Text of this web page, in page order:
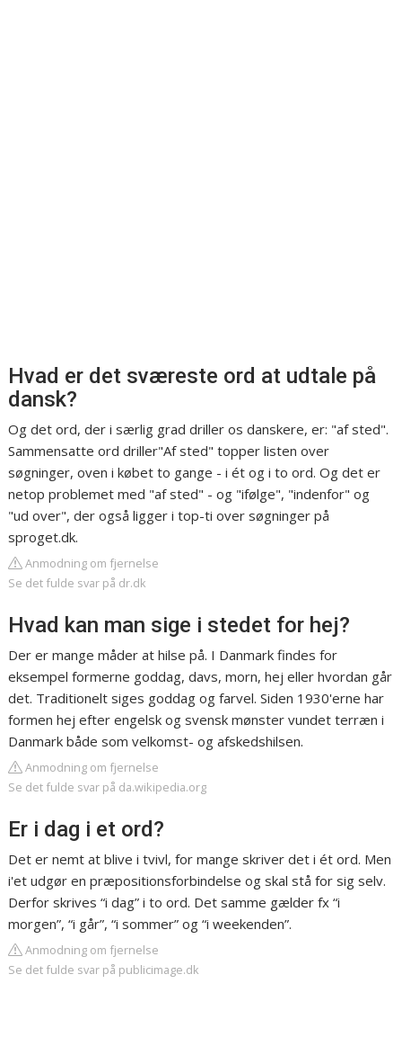
Hvad er det sværeste ord at udtale på
dansk?
Og det ord, der i særlig grad driller os danskere, er: "af sted".
Sammensatte ord driller"Af sted" topper listen over
søgninger, oven i købet to gange - i ét og i to ord. Og det er
netop problemet med "af sted" - og "ifølge", "indenfor" og
"ud over", der også ligger i top-ti over søgninger på
sproget.dk.
Anmodning om fjernelse
Se det fulde svar på dr.dk
Hvad kan man sige i stedet for hej?
Der er mange måder at hilse på. I Danmark findes for
eksempel formerne goddag, davs, morn, hej eller hvordan går
det. Traditionelt siges goddag og farvel. Siden 1930'erne har
formen hej efter engelsk og svensk mønster vundet terræn i
Danmark både som velkomst- og afskedshilsen.
Anmodning om fjernelse
Se det fulde svar på da.wikipedia.org
Er i dag i et ord?
Det er nemt at blive i tvivl, for mange skriver det i ét ord. Men
i'et udgør en præpositionsforbindelse og skal stå for sig selv.
Derfor skrives “i dag” i to ord. Det samme gælder fx “i
morgen”, “i går”, “i sommer” og “i weekenden”.
Anmodning om fjernelse
Se det fulde svar på publicimage.dk